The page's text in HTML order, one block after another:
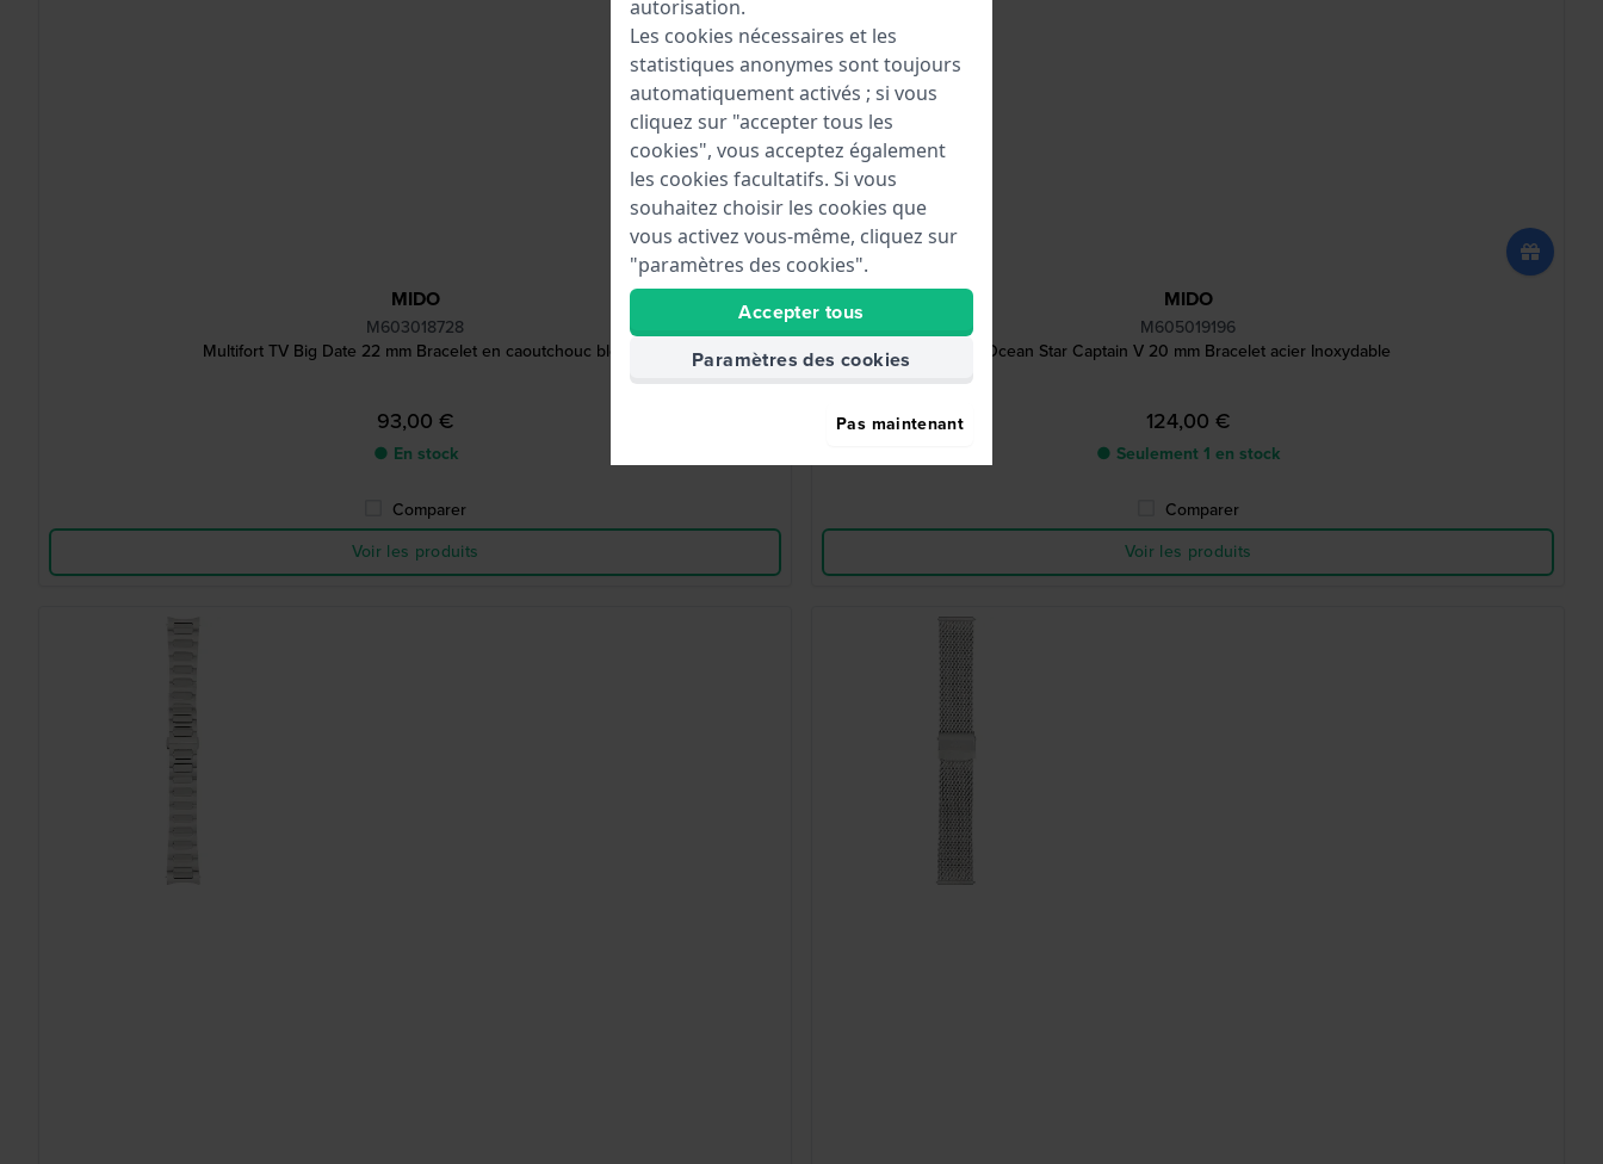
MIDO
M603018728
Multifort TV Big Date 22 mm Bracelet en caoutchouc bleu
93,00 €
● En stock
Comparer
Voir les produits
MIDO
M605019196
Ocean Star Captain V 20 mm Bracelet acier Inoxydable
124,00 €
● Seulement 1 en stock
Comparer
Voir les produits
autorisation.
Les cookies nécessaires et les
statistiques anonymes sont toujours
automatiquement activés ; si vous
cliquez sur "accepter tous les
cookies", vous acceptez également
les cookies facultatifs. Si vous
souhaitez choisir les cookies que
vous activez vous-même, cliquez sur
"paramètres des cookies".
Accepter tous
Paramètres des cookies
Pas maintenant